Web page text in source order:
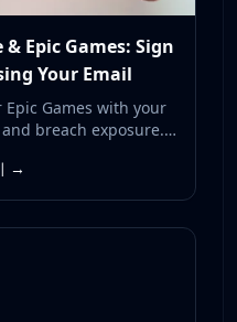
Epic Games: Sign
Your Email
Games with your
breach exposure.
real inbox clean.
→